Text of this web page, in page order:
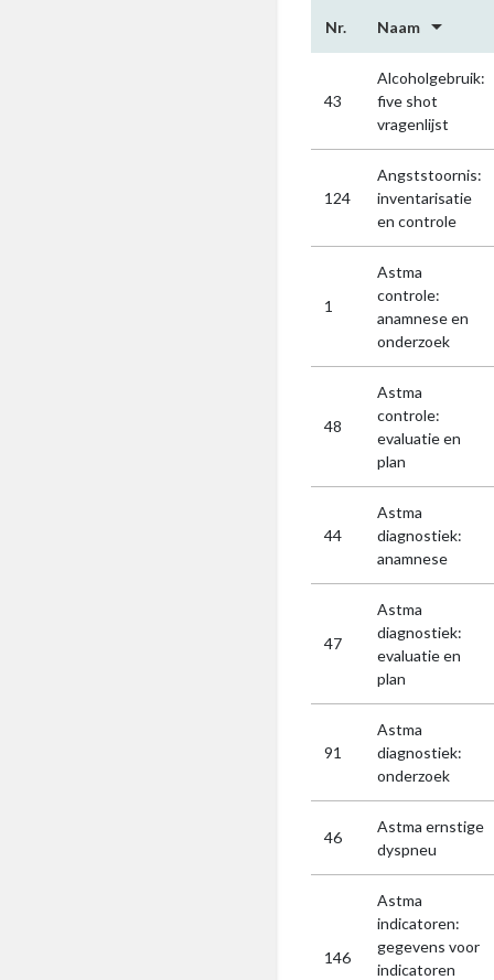
Nr. Naam arrow_drop_down
43
Alcoholgebruik:
five shot
vragenlijst
124
Angststoornis:
inventarisatie
en controle
1
Astma
controle:
anamnese en
onderzoek
48
Astma
controle:
evaluatie en
plan
44
Astma
diagnostiek:
anamnese
47
Astma
diagnostiek:
evaluatie en
plan
91
Astma
diagnostiek:
onderzoek
46
Astma ernstige
dyspneu
146
Astma
indicatoren:
gegevens voor
indicatoren